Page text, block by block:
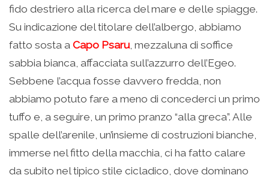
fido destriero alla ricerca del mare e delle spiagge.
Su indicazione del titolare dell’albergo, abbiamo
fatto sosta a Capo Psaru, mezzaluna di soffice
sabbia bianca, affacciata sull’azzurro dell’Egeo.
Sebbene l’acqua fosse davvero fredda, non
abbiamo potuto fare a meno di concederci un primo
tuffo e, a seguire, un primo pranzo “alla greca”. Alle
spalle dell’arenile, un’insieme di costruzioni bianche,
immerse nel fitto della macchia, ci ha fatto calare
da subito nel tipico stile cicladico, dove dominano